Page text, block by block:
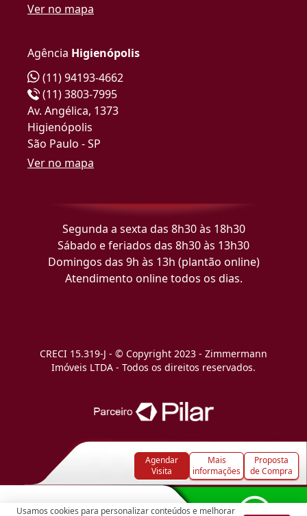
Usamos cookies para personalizar conteúdos e melhorar
Agendar
Visita
Mais
informações
Proposta
de Compra
Ver no mapa
Agência Higienópolis
(11) 94193-4662
(11) 3803-7995
Av. Angélica, 1373
Higienópolis
São Paulo - SP
Ver no mapa
Segunda a sexta das 8h30 às 18h30
Sábado e feriados das 8h30 às 13h30
Domingos das 9h às 13h (plantão online)
Atendimento online todos os dias.
CRECI 15.319-J - © Copyright 2023 - Zimmermann
Imóveis LTDA - Todos os direitos reservados.